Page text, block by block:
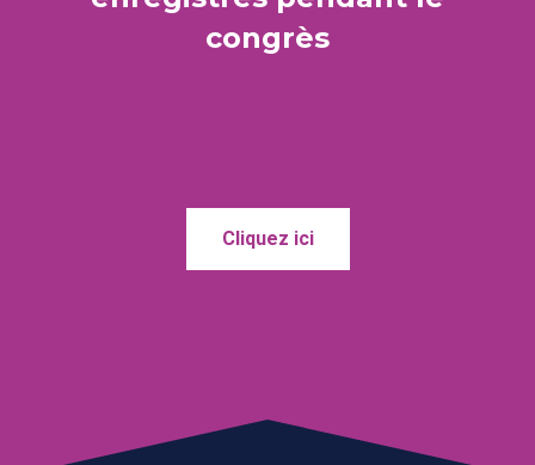
congrès
Cliquez ici